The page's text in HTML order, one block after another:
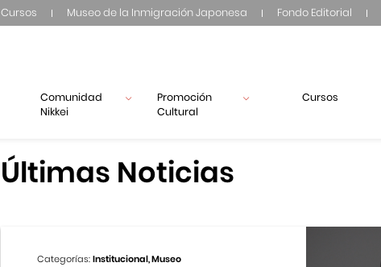
Cursos Museo de la Inmigración Japonesa Fondo Editorial
Comunidad
Nikkei
Promoción
Cultural
Cursos
Últimas Noticias
Categorías:Institucional, Museo